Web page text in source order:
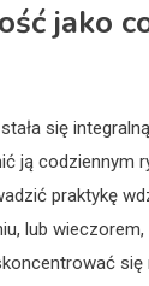
jako
się
ją codziennym
praktykę
lub wieczorem,